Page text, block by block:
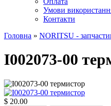
Умови
Контакти
Головна » NORITSU -
I002073-00
$ 20.00